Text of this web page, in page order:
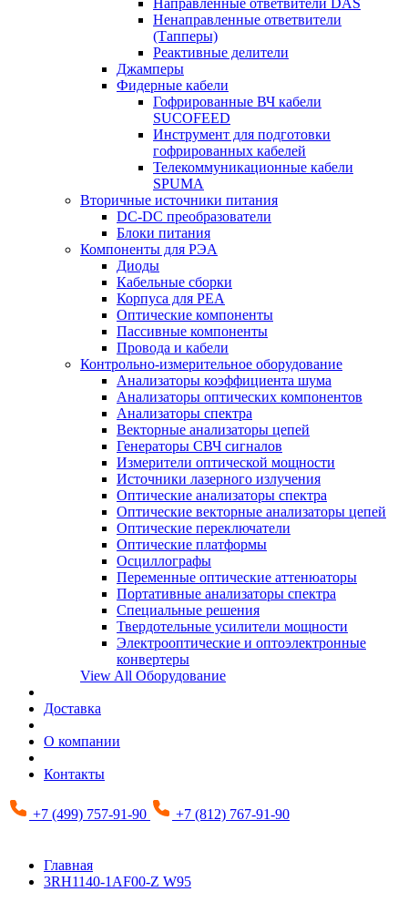
Направленные ответвители DAS
Ненаправленные ответвители
(Тапперы)
Реактивные делители
Джамперы
Фидерные кабели
Гофрированные ВЧ кабели
SUCOFEED
Инструмент для подготовки
гофрированных кабелей
Телекоммуникационные кабели
SPUMA
Вторичные источники питания
DC-DC преобразователи
Блоки питания
Компоненты для РЭА
Диоды
Кабельные сборки
Корпуса для РЕА
Оптические компоненты
Пассивные компоненты
Провода и кабели
Контрольно-измерительное оборудование
Анализаторы коэффициента шума
Анализаторы оптических компонентов
Анализаторы спектра
Векторные анализаторы цепей
Генераторы СВЧ сигналов
Измерители оптической мощности
Источники лазерного излучения
Оптические анализаторы спектра
Оптические векторные анализаторы цепей
Оптические переключатели
Оптические платформы
Осциллографы
Переменные оптические аттенюаторы
Портативные анализаторы спектра
Специальные решения
Твердотельные усилители мощности
Электрооптические и оптоэлектронные
конвертеры
View All Оборудование
Доставка
О компании
Контакты
+7 (499) 757-91-90 +7 (812) 767-91-90
Главная
3RH1140-1AF00-Z W95